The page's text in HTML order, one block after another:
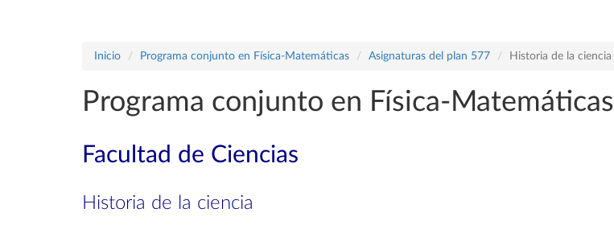
Inicio Programa conjunto en Física-Matemáticas Asignaturas del plan 577 Historia de la ciencia
Programa conjunto en Física-Matemáticas
Facultad de Ciencias
Historia de la ciencia